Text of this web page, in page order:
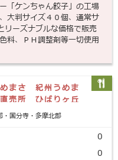
「ケンちゃん餃子」の工場
大判サイズ４０個、通常サ
ーズナブルな価格で販売
料、ＰＨ調整剤等一切使用
まさ 紀州うめま
売所 ひばりヶ丘
・国分寺・多摩北部
0
0